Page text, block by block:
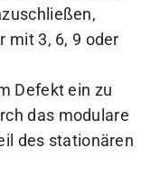
mit 3, 6, 9 oder
Defekt ein zu
das modulare
des stationären